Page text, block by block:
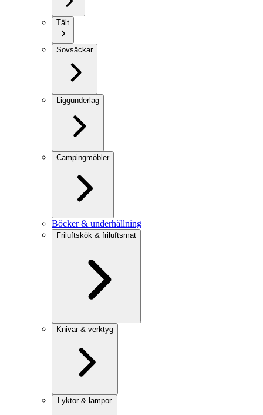
Tält
Sovsäckar
Liggunderlag
Campingmöbler
Böcker & underhållning
Friluftskök & friluftsmat
Knivar & verktyg
Lyktor & lampor